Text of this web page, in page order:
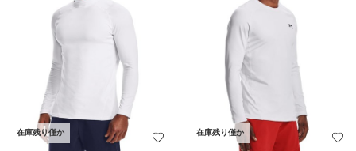
在庫残り僅か 在庫残り僅か